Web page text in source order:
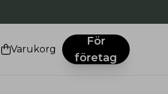
Varukorg
För
företag